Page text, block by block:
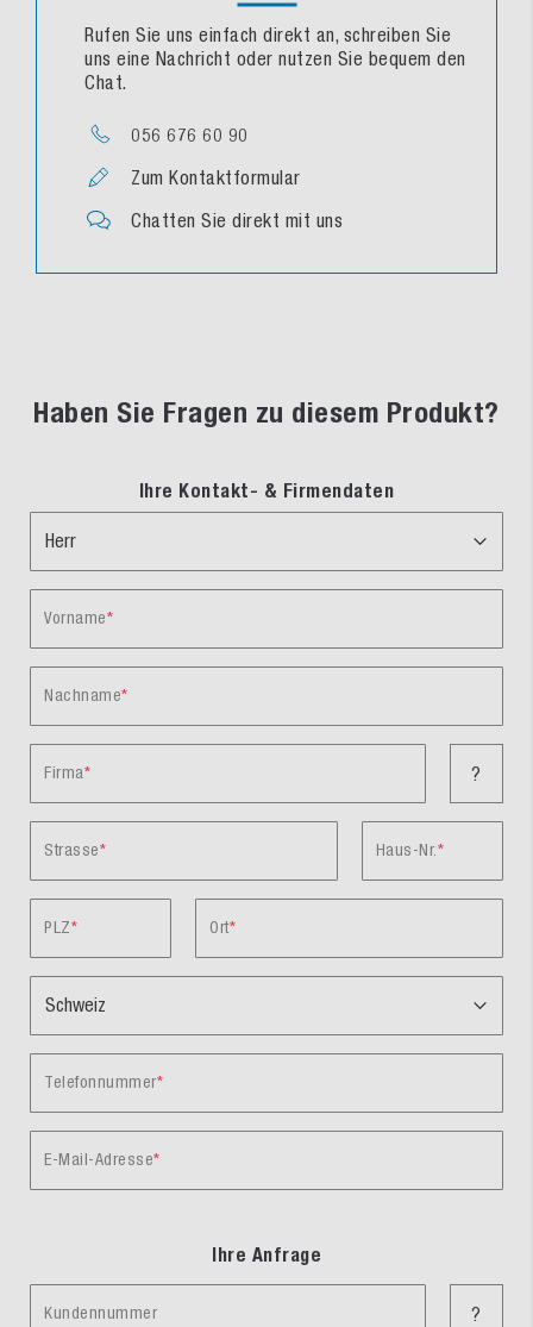
Rufen Sie uns einfach direkt an, schreiben Sie
uns eine Nachricht oder nutzen Sie bequem den
Chat.
056 676 60 90
Zum Kontaktformular
Chatten Sie direkt mit uns
Haben Sie Fragen zu diesem Produkt?
Ihre Kontakt- & Firmendaten
Vorname
Nachname
Firma ?
Strasse Haus-Nr.
PLZ Ort
Telefonnummer
E-Mail-Adresse
Ihre Anfrage
Kundennummer ?